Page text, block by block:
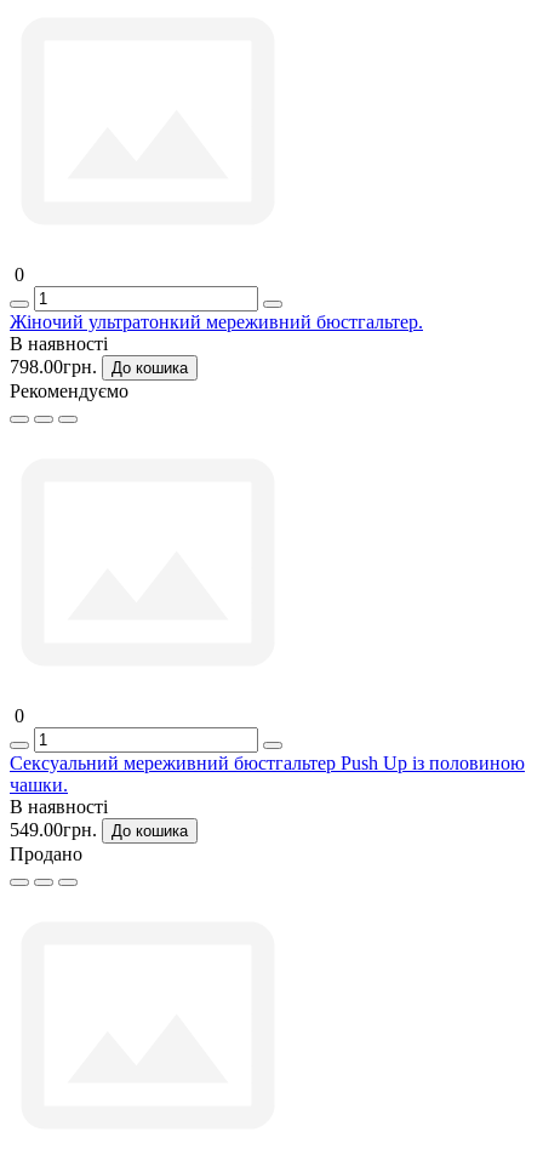
0
Жіночий ультратонкий мереживний бюстгальтер.
В наявності
798.00грн.
До кошика
Рекомендуємо
0
Сексуальний мереживний бюстгальтер Push Up із половиною
чашки.
В наявності
549.00грн.
До кошика
Продано